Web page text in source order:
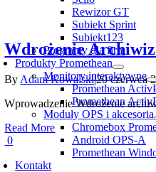
Rewizor GT
Subiekt Sprint
Subiekt123
Programy dla firm
Produkty Promethean
Monitory interaktywne
Promethean
Promethean
Moduły OPS i akcesoria
Chromebox
Android OPS-A
Promethean
Kontakt
Wdrożenie
By Adam Kowalski|20 czerwca
Wprowadzenie Wdrożenie
Read More
0